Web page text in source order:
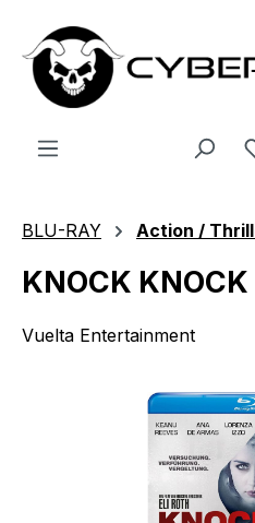
Zum Hauptinhalt springen
BLU-RAY Action /
KNOCK
Vuelta Entertainment
Bildergalerie überspringen